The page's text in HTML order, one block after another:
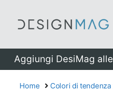
Aggiungi DesiMag
Home Colori di tendenza